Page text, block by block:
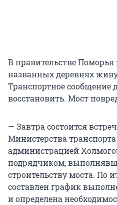
В правительстве
названных деревнях
Транспортное сообщение
восстановить. Мост
— Завтра состоится
Министерства
администрацией
подрядчиком,
строительству моста. По
составлен график
и определена